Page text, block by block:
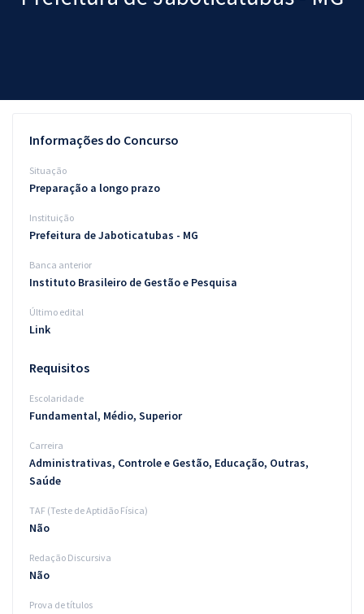
Questões grátis
Blog
Aprovados
Atendimento
Informações do Concurso
Situação
Preparação a longo prazo
Instituição
Prefeitura de Jaboticatubas - MG
Banca anterior
Instituto Brasileiro de Gestão e Pesquisa
Último edital
Link
Requisitos
Escolaridade
Fundamental, Médio, Superior
Carreira
Administrativas, Controle e Gestão, Educação, Outras,
Saúde
TAF (Teste de Aptidão Física)
Não
Redação Discursiva
Não
Prova de títulos